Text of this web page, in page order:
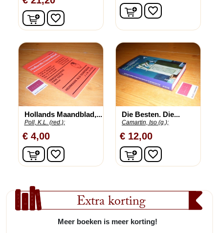
Extra korting
Meer boeken is meer korting!
In winkelwagen
favorite_border
In winkelwagen
favorite_border
Hollands Maandblad,...
Poll, K.L. (red.);
€ 4,00
In winkelwagen
favorite_border
Die Besten. Die...
Camartin, Iso (g.);
€ 12,00
In winkelwagen
favorite_border